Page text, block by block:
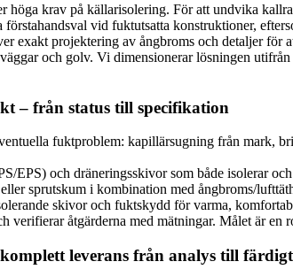
krav på källarisolering. För att undvika
vid fuktutsatta konstruktioner,
exakt projektering av ångbroms och detaljer
och golv. Vi dimensionerar lösningen
– från status till specifikation
fuktproblem: kapillärsugning från mark,
EPS) och dräneringsskivor som både isolerar
sprutskum i kombination med ångbroms/
skivor och fuktskydd för varma,
verifierar åtgärderna med mätningar. Målet är
leverans från analys till